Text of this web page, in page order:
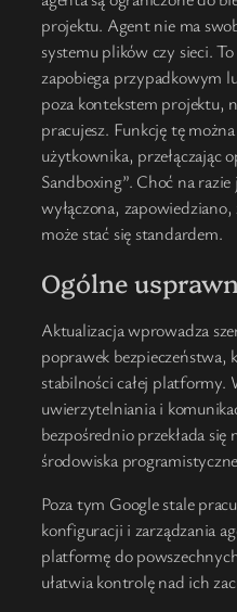
projektu. Agent nie ma
systemu plików czy sieci.
zapobiega przypadkowym
poza kontekstem projektu,
pracujesz. Funkcję tę
użytkownika, przełączając
Sandboxing”. Choć na
wyłączona,
może stać się standardem.
Ogólne
Aktualizacja wprowadza
poprawek bezpieczeństwa,
stabilności całej platformy.
uwierzytelniania i
bezpośrednio przekłada się
środowiska
Poza tym Google stale
konfiguracji i zarządzania
platformę do
ułatwia kontrolę nad ich